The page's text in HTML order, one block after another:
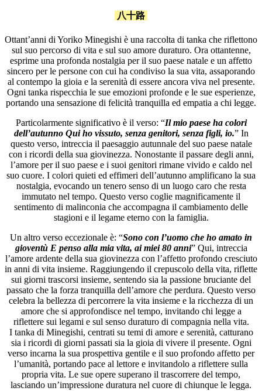
八十路
Ottant’anni di Yoriko Minegishi è una raccolta di tanka che riflettono
sul suo percorso di vita e sul suo amore duraturo. Ora ottantenne,
esprime una profonda nostalgia per il suo paese natale e un affetto
sincero per le persone con cui ha condiviso la sua vita, assaporando
al contempo la gioia e la serenità di essere ancora viva nel presente.
Ogni tanka rispecchia le sue emozioni profonde e le sue esperienze,
portando una sensazione di felicità tranquilla ed empatia a chi legge.
Particolarmente significativo è il verso: “Il mio paese ha colori
dell’autunno Qui ho vissuto, senza genitori, senza figli, io.” In
questo verso, intreccia il paesaggio autunnale del suo paese natale
con i ricordi della sua giovinezza. Nonostante il passare degli anni,
l’amore per il suo paese e i suoi genitori rimane vivido e caldo nel
suo cuore. I colori quieti ed effimeri dell’autunno amplificano la sua
nostalgia, evocando un tenero senso di un luogo caro che resta
immutato nel tempo. Questo verso coglie magnificamente il
sentimento di malinconia che accompagna il cambiamento delle
stagioni e il legame eterno con la famiglia.
Un altro verso eccezionale è: “Sono con l’uomo che ho amato in
gioventù E penso alla mia vita, ai miei 80 anni” Qui, intreccia
l’amore ardente della sua giovinezza con l’affetto profondo cresciuto
in anni di vita insieme. Raggiungendo il crepuscolo della vita, riflette
sui giorni trascorsi insieme, sentendo sia la passione bruciante del
passato che la forza tranquilla dell’amore che perdura. Questo verso
celebra la bellezza di percorrere la vita insieme e la ricchezza di un
amore che si approfondisce nel tempo, invitando chi legge a
riflettere sui legami e sul senso duraturo di compagnia nella vita.
I tanka di Minegishi, centrati su temi di amore e serenità, catturano
sia i ricordi di giorni passati sia la gioia di vivere il presente. Ogni
verso incarna la sua prospettiva gentile e il suo profondo affetto per
l’umanità, portando pace al lettore e invitandolo a riflettere sulla
propria vita. Le sue opere superano il trascorrere del tempo,
lasciando un’impressione duratura nel cuore di chiunque le legga.